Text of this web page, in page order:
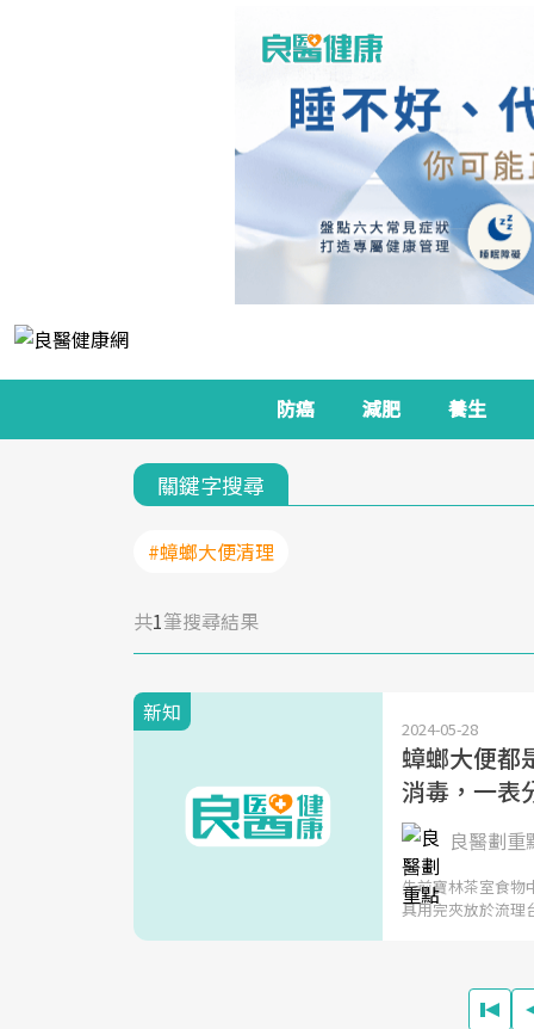
防癌 減肥 養生
關鍵字搜尋
#蟑螂大便清理
共1筆搜尋結果
新知
2024-05-28
蟑螂大便都
消毒，一表
良醫劃重
先前寶林茶室食物
具用完夾放於流理